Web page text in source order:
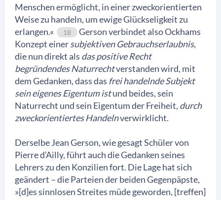
Menschen ermöglicht, in einer zweckorientierten
Weise zu handeln, um ewige Glückseligkeit zu
erlangen.«
18
Gerson verbindet also Ockhams
Konzept einersubjektiven Gebrauchserlaubnis,
die nun direkt als das positive Recht
begründendes Naturrechtverstanden wird, mit
dem Gedanken, dass das frei handelnde Subjekt
sein eigenes Eigentum istund beides, sein
Naturrecht und sein Eigentum der Freiheit, durch
zweckorientiertes Handelnverwirklicht.
Derselbe Jean Gerson, wie gesagt Schüler von
Pierre d’Ailly, führt auch die Gedanken seines
Lehrers zu den Konzilien fort. Die Lage hat sich
geändert – die Parteien der beiden Gegenpäpste,
»[d]es sinnlosen Streites müde geworden, [treffen]